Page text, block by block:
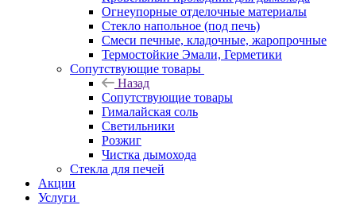
Огнеупорные отделочные материалы
Стекло напольное (под печь)
Смеси печные, кладочные, жаропрочные
Термостойкие Эмали, Герметики
Сопутствующие товары
Назад
Сопутствующие товары
Гималайская соль
Светильники
Розжиг
Чистка дымохода
Стекла для печей
Акции
Услуги